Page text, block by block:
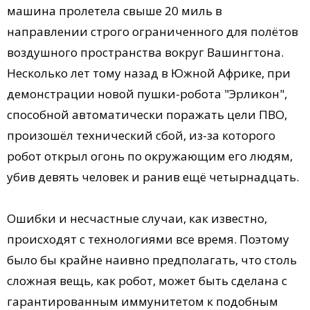
машина пролетела свыше 20 миль в
направлении строго ограниченного для полётов
воздушного пространства вокруг Вашингтона.
Несколько лет тому назад в Южной Африке, при
демонстрации новой пушки-робота "Эрликон",
способной автоматически поражать цели ПВО,
произошёл технический сбой, из-за которого
робот открыл огонь по окружающим его людям,
убив девять человек и ранив ещё четырнадцать.
Ошибки и несчастные случаи, как известно,
происходят с технологиями все время. Поэтому
было бы крайне наивно предполагать, что столь
сложная вещь, как робот, может быть сделана с
гарантированным иммунитетом к подобным